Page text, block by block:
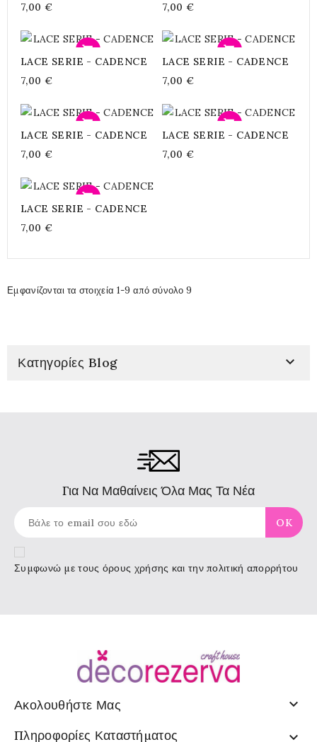
7,00 €
7,00 €
LACE SERIE - CADENCE
7,00 €
LACE SERIE - CADENCE
7,00 €
LACE SERIE - CADENCE
7,00 €
LACE SERIE - CADENCE
7,00 €
LACE SERIE - CADENCE
7,00 €
Εμφανίζονται τα στοιχεία 1-9 από σύνολο 9
Κατηγορίες Blog 
Για Να Μαθαίνεις Όλα Μας Τα Νέα
Συμφωνώ με τους όρους χρήσης και την πολιτική απορρήτου
Ακολουθήστε Μας 
Πληροφορίες Καταστήματος 